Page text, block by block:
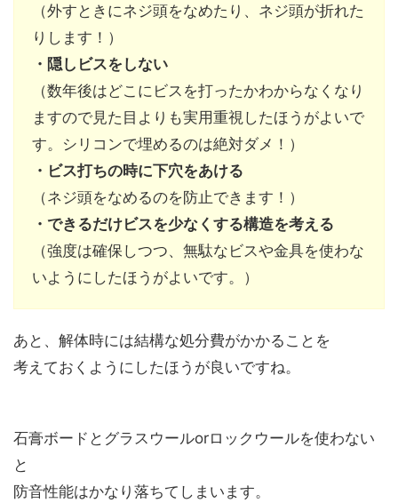
（外すときにネジ頭をなめたり、ネジ頭が折れた
りします！）
・隠しビスをしない
（数年後はどこにビスを打ったかわからなくなり
ますので見た目よりも実用重視したほうがよいで
す。シリコンで埋めるのは絶対ダメ！）
・ビス打ちの時に下穴をあける
（ネジ頭をなめるのを防止できます！）
・できるだけビスを少なくする構造を考える
（強度は確保しつつ、無駄なビスや金具を使わな
いようにしたほうがよいです。）
あと、解体時には結構な処分費がかかることを
考えておくようにしたほうが良いですね。
石膏ボードとグラスウールorロックウールを使わない
と
防音性能はかなり落ちてしまいます。